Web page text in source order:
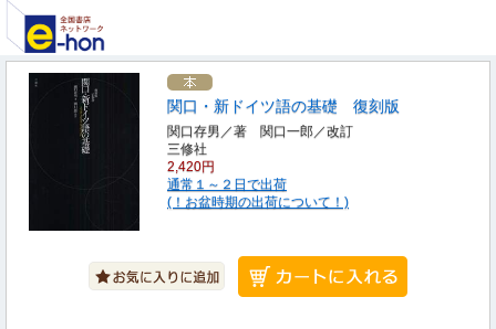
関口・新ドイツ語の基礎 復刻版
関口存男／著 関口一郎／改訂
三修社
2,420円
通常１～２日で出荷
(！お盆時期の出荷について！)